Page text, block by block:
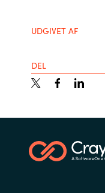
UDGIVET AF
DEL